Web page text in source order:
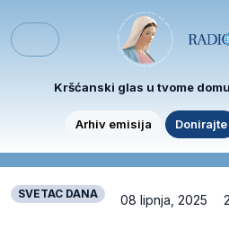
Menu
Kršćanski glas u tvome domu
Arhiv emisija Donirajte
SVETAC DANA 08 lipnja, 2025